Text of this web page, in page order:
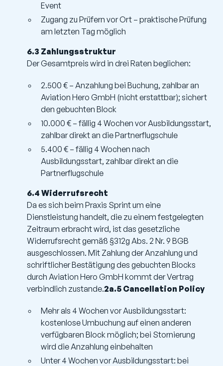
Event
Zugang zu Prüfern vor Ort – praktische Prüfung
am letzten Tag möglich
6.3 Zahlungsstruktur
Der Gesamtpreis wird in drei Raten beglichen:
2.500 € – Anzahlung bei Buchung, zahlbar an
Aviation Hero GmbH (nicht erstattbar); sichert
den gebuchten Block
10.000 € – fällig 4 Wochen vor Ausbildungsstart,
zahlbar direkt an die Partnerflugschule
5.400 € – fällig 4 Wochen nach
Ausbildungsstart, zahlbar direkt an die
Partnerflugschule
6.4 Widerrufsrecht
Da es sich beim Praxis Sprint um eine
Dienstleistung handelt, die zu einem festgelegten
Zeitraum erbracht wird, ist das gesetzliche
Widerrufsrecht gemäß §312g Abs. 2 Nr. 9 BGB
ausgeschlossen. Mit Zahlung der Anzahlung und
schriftlicher Bestätigung des gebuchten Blocks
durch Aviation Hero GmbH kommt der Vertrag
verbindlich zustande.2a.5 Cancellation Policy
Mehr als 4 Wochen vor Ausbildungsstart:
kostenlose Umbuchung auf einen anderen
verfügbaren Block möglich; bei Stornierung
wird die Anzahlung einbehalten
Unter 4 Wochen vor Ausbildungsstart: bei